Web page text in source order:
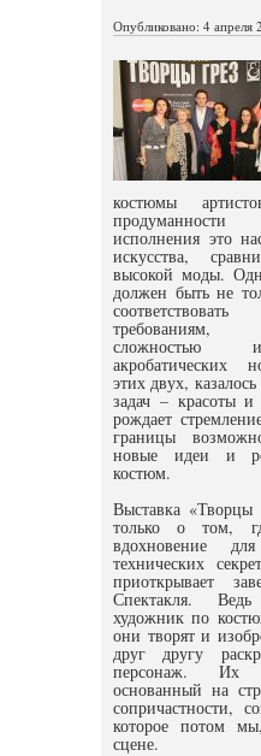
Опубликовано: 4 апреля
костюмы
исполнения это
искусства,
высокой моды.
должен быть не
требованиям,
сложностью
акробатических
этих двух,
задач – красоты
рождает
границы
новые идеи и
костюм.
Выставка «Творцы
только о том,
вдохновение
технических
приоткрывает
Спектакля.
художник по
они творят и
друг другу
персонаж. Их
основанный на
сопричастности,
которое потом
сцене.